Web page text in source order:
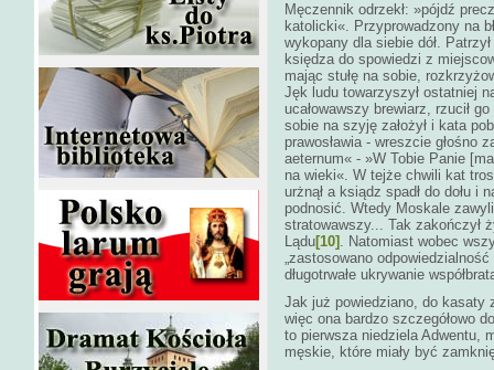
Męczennik odrzekł: »pójdź
katolicki«. Przyprowadzony na
wykopany dla siebie dół.
księdza do spowiedzi z
mając stułę na sobie,
Jęk ludu towarzyszył ostatniej
ucałowawszy brewiarz, rzucił
sobie na szyję założył i kata
prawosławia - wreszcie głośno
aeternum« - »W Tobie Panie
na wieki«. W tejże chwili kat
urżnął a ksiądz spadł do dołu i
podnosić. Wtedy Moskale
stratowawszy... Tak zakończył
Lądu[10] . Natomiast wobec
„zastosowano
długotrwałe ukrywanie
Jak już powiedziano, do kasaty
więc ona bardzo szczegółowo
to pierwsza niedziela Adwentu,
męskie, które miały być